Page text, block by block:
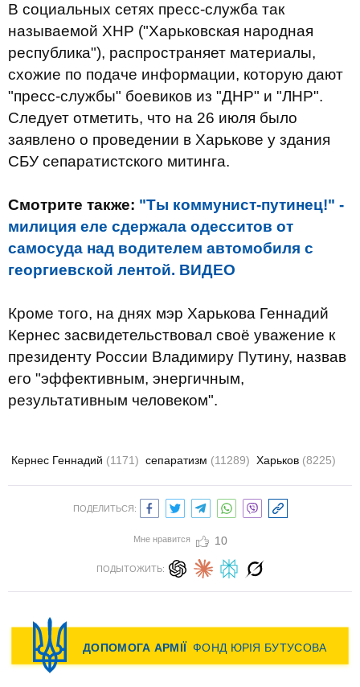
В социальных сетях пресс-служба так
называемой ХНР ("Харьковская народная
республика"), распространяет материалы,
схожие по подаче информации, которую дают
"пресс-службы" боевиков из "ДНР" и "ЛНР".
Следует отметить, что на 26 июля было
заявлено о проведении в Харькове у здания
СБУ сепаратистского митинга.
Смотрите также: "Ты коммунист-путинец!" -
милиция еле сдержала одесситов от
самосуда над водителем автомобиля с
георгиевской лентой. ВИДЕО
Кроме того, на днях мэр Харькова Геннадий
Кернес засвидетельствовал своё уважение к
президенту России Владимиру Путину, назвав
его "эффективным, энергичным,
результативным человеком".
Кернес Геннадий (1171) сепаратизм (11289) Харьков (8225)
ПОДЕЛИТЬСЯ:
Мне нравится 10
ПОДЫТОЖИТЬ: